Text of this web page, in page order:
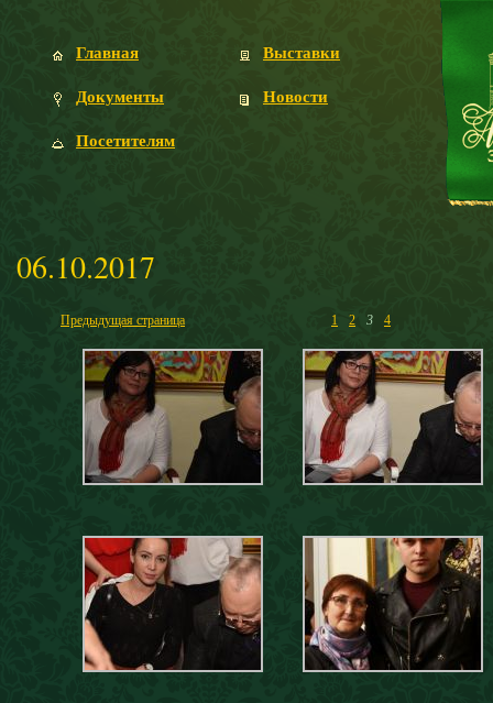
Главная
Документы
Посетителям
Выставки
Новости
06.10.2017
Предыдущая страница 1 2 3 4